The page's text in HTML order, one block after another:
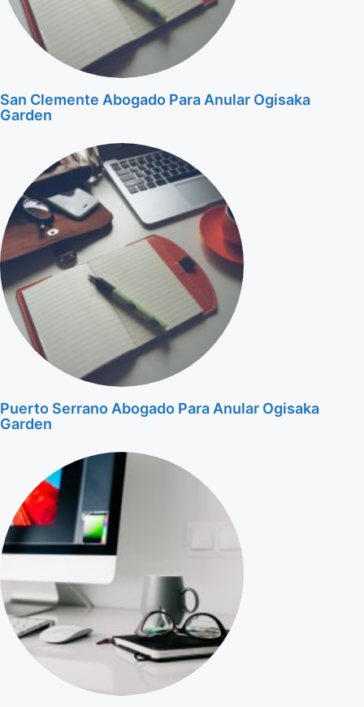
San Clemente Abogado Para Anular Ogisaka
Garden
Puerto Serrano Abogado Para Anular Ogisaka
Garden